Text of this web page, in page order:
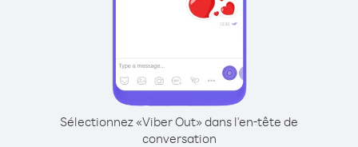
Sélectionnez «Viber Out» dans l'en-tête de
conversation